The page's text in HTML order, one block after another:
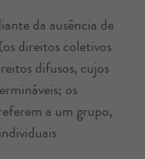
da ausência de
direitos coletivos
difusos, cujos
os
a um grupo,